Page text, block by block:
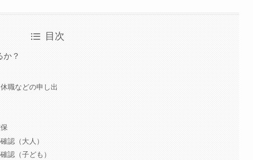
目次
か？
職などの申し出
認（大人）
認（子ども）